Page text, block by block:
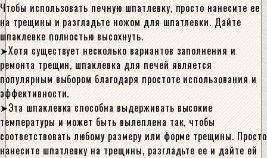
Чтобы использовать печную шпатлевку, просто нанесите ее
на трещины и разгладьте ножом для шпатлевки. Дайте
шпаклевке полностью высохнуть.
Хотя существует несколько вариантов заполнения и
ремонта трещин, шпаклевка для печей является
популярным выбором благодаря простоте использования и
эффективности.
Эта шпаклевка способна выдерживать высокие
температуры и может быть вылеплена так, чтобы
соответствовать любому размеру или форме трещины. Просто
нанесите шпатлевку на трещины, разгладьте ее и дайте ей